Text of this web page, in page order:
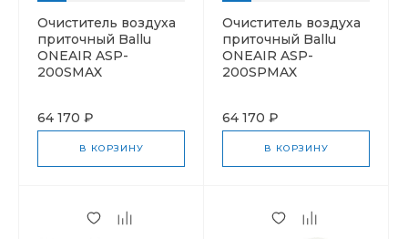
Очиститель воздуха
приточный Ballu
ONEAIR ASP-
200SMAX
64 170 ₽
В КОРЗИНУ
Очиститель воздуха
приточный Ballu
ONEAIR ASP-
200SPMAX
64 170 ₽
В КОРЗИНУ